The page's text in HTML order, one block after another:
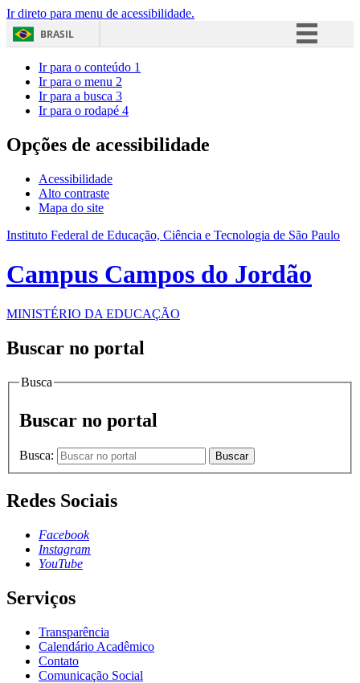
Ir direto para menu de acessibilidade.
BRASIL
Acesso à informação
Ir para o conteúdo 1
Ir para o menu 2
Ir para a busca 3
Ir para o rodapé 4
Opções de acessibilidade
Acessibilidade
Alto contraste
Mapa do site
Instituto Federal de Educação, Ciência e Tecnologia de São Paulo
Campus Campos do Jordão
MINISTÉRIO DA EDUCAÇÃO
Buscar no portal
Busca
Buscar no portal
Busca: Buscar
Redes Sociais
Facebook
Instagram
YouTube
Serviços
Transparência
Calendário Acadêmico
Contato
Comunicação Social